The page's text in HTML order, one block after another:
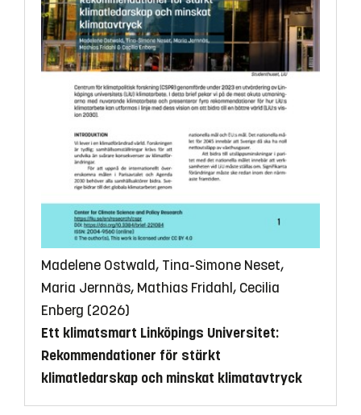
Madelene Ostwald, Tina-Simone Neset,
Maria Jernnäs, Mathias Fridahl, Cecilia
Enberg (2026)
Ett klimatsmart Linköpings Universitet:
Rekommendationer för stärkt
klimatledarskap och minskat klimatavtryck